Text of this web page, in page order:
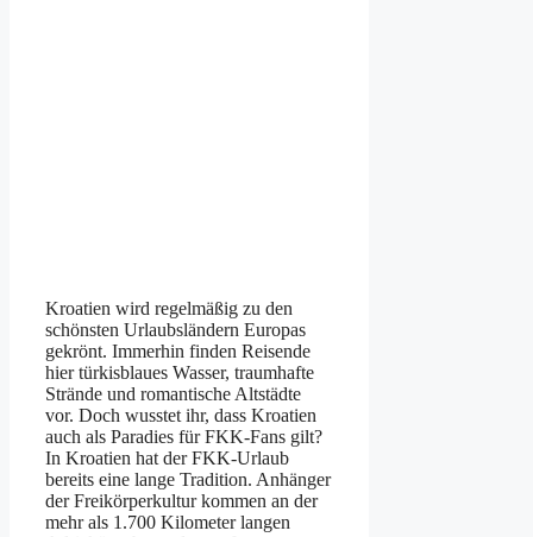
Kroatien wird regelmäßig zu den
schönsten Urlaubsländern Europas
gekrönt. Immerhin finden Reisende
hier türkisblaues Wasser, traumhafte
Strände und romantische Altstädte
vor. Doch wusstet ihr, dass Kroatien
auch als Paradies für FKK-Fans gilt?
In Kroatien hat der FKK-Urlaub
bereits eine lange Tradition. Anhänger
der Freikörperkultur kommen an der
mehr als 1.700 Kilometer langen